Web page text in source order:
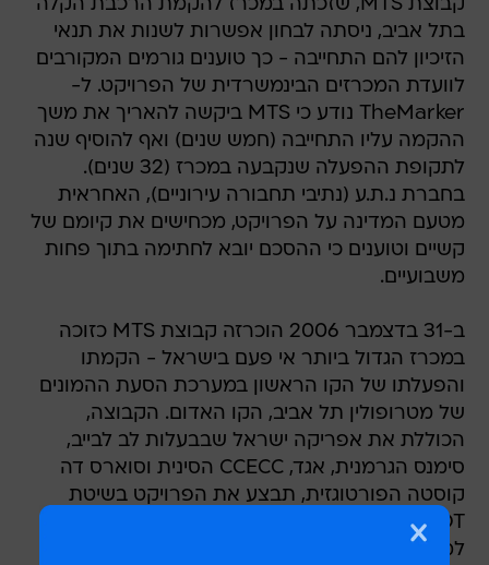
קבוצת MTS, שזכתה במכרז להקמת הרכבת הקלה
בתל אביב, ניסתה לבחון אפשרות לשנות את תנאי
הזיכיון להם התחייבה - כך טוענים גורמים המקורבים
לוועדת המכרזים הבינמשרדית של הפרויקט. ל-
TheMarker נודע כי MTS ביקשה להאריך את משך
ההקמה עליו התחייבה (חמש שנים) ואף להוסיף שנה
לתקופת ההפעלה שנקבעה במכרז (32 שנים).
בחברת נ.ת.ע (נתיבי תחבורה עירוניים), האחראית
מטעם המדינה על הפרויקט, מכחישים את קיומם של
קשיים וטוענים כי ההסכם יובא לחתימה בתוך פחות
משבועיים.
ב-31 בדצמבר 2006 הוכרזה קבוצת MTS כזוכה
במכרז הגדול ביותר אי פעם בישראל - הקמתו
והפעלתו של הקו הראשון במערכת הסעת ההמונים
של מטרופולין תל אביב, הקו האדום. הקבוצה,
הכוללת את אפריקה ישראל שבבעלות לב לבייב,
סימנס הגרמנית, אגד, CCECC הסינית וסוארס דה
קוסטה הפורטוגזית, תבצע את הפרויקט בשיטת
BOT, שבה היזם מתכנן, מקים ומתפעל את הקו